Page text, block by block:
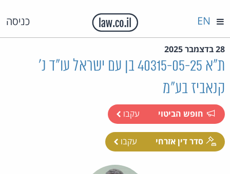
כניסה EN
28 בדצמבר 2025
ת"א 40315-05-25 בן עם ישראל עו"ד נ'
קנאביז בע"מ
חופש הביטוי עקבו
סדר דין אזרחי עקבו